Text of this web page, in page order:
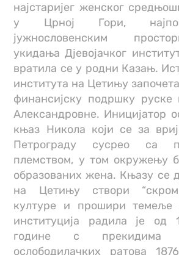
најстаријег женског
у Црној Гори,
јужнословенским
укидања Дјевојачког
вратила се у родни Казањ.
института на Цетињу
финансијску подршку руске
Александровне. Иницијатор
књаз Никола који се за
Петрограду сусрео са
племством, у том окружењу
образованих жена. Књазу се
на Цетињу створи
културе и прошири темеље
институција радила је од
године с прекидима
ослободилачких ратова